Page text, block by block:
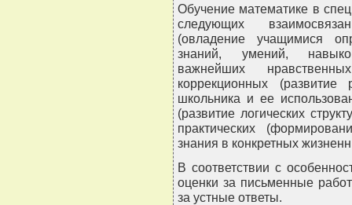
Обучение математике в
следующих
(овладение учащимися
знаний, умений,
важнейших
коррекционных (развитие
школьника и ее
(развитие логических
практических
знания в конкретных
В соответствии с
оценки за письменные
за устные ответы.